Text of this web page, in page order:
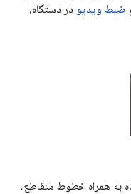
ضبط ویدیو در دستگاه،
به همراه خطوط متقاطع،